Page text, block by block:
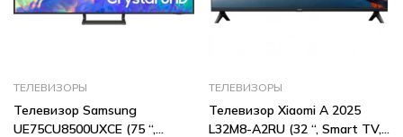
ТЕЛЕВИЗОРЫ
Телевизор Samsung
UE75CU8500UXCE (75 “,
ТЕЛЕВИЗОРЫ
Телевизор Xiaomi A 2025
L32M8-A2RU (32 “, Smart TV,